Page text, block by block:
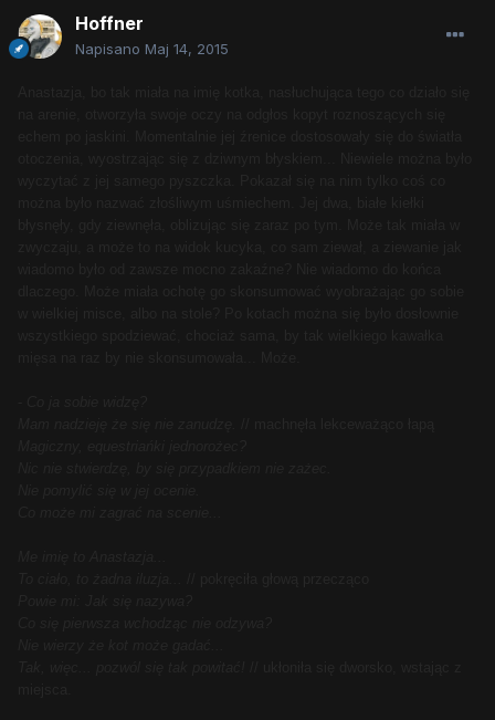
Hoffner
Napisano Maj 14, 2015